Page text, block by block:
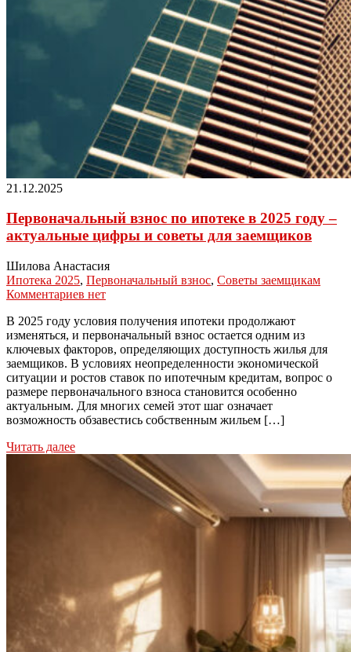
21.12.2025
Первоначальный взнос по ипотеке в 2025 году –
актуальные цифры и советы для заемщиков
Шилова Анастасия
Ипотека 2025, Первоначальный взнос, Советы заемщикам
Комментариев нет
В 2025 году условия получения ипотеки продолжают
изменяться, и первоначальный взнос остается одним из
ключевых факторов, определяющих доступность жилья для
заемщиков. В условиях неопределенности экономической
ситуации и ростов ставок по ипотечным кредитам, вопрос о
размере первоначального взноса становится особенно
актуальным. Для многих семей этот шаг означает
возможность обзавестись собственным жильем […]
Читать далее